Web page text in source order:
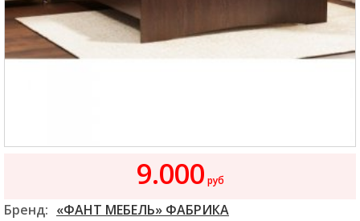
9.000 руб
Бренд: «ФАНТ МЕБЕЛЬ» ФАБРИКА